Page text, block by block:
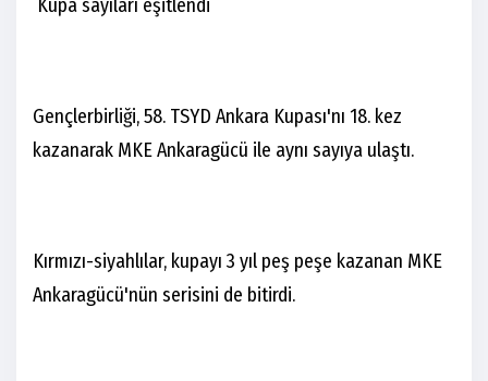
Kupa sayıları eşitlendi
Gençlerbirliği, 58. TSYD Ankara Kupası'nı 18. kez
kazanarak MKE Ankaragücü ile aynı sayıya ulaştı.
Kırmızı-siyahlılar, kupayı 3 yıl peş peşe kazanan MKE
Ankaragücü'nün serisini de bitirdi.